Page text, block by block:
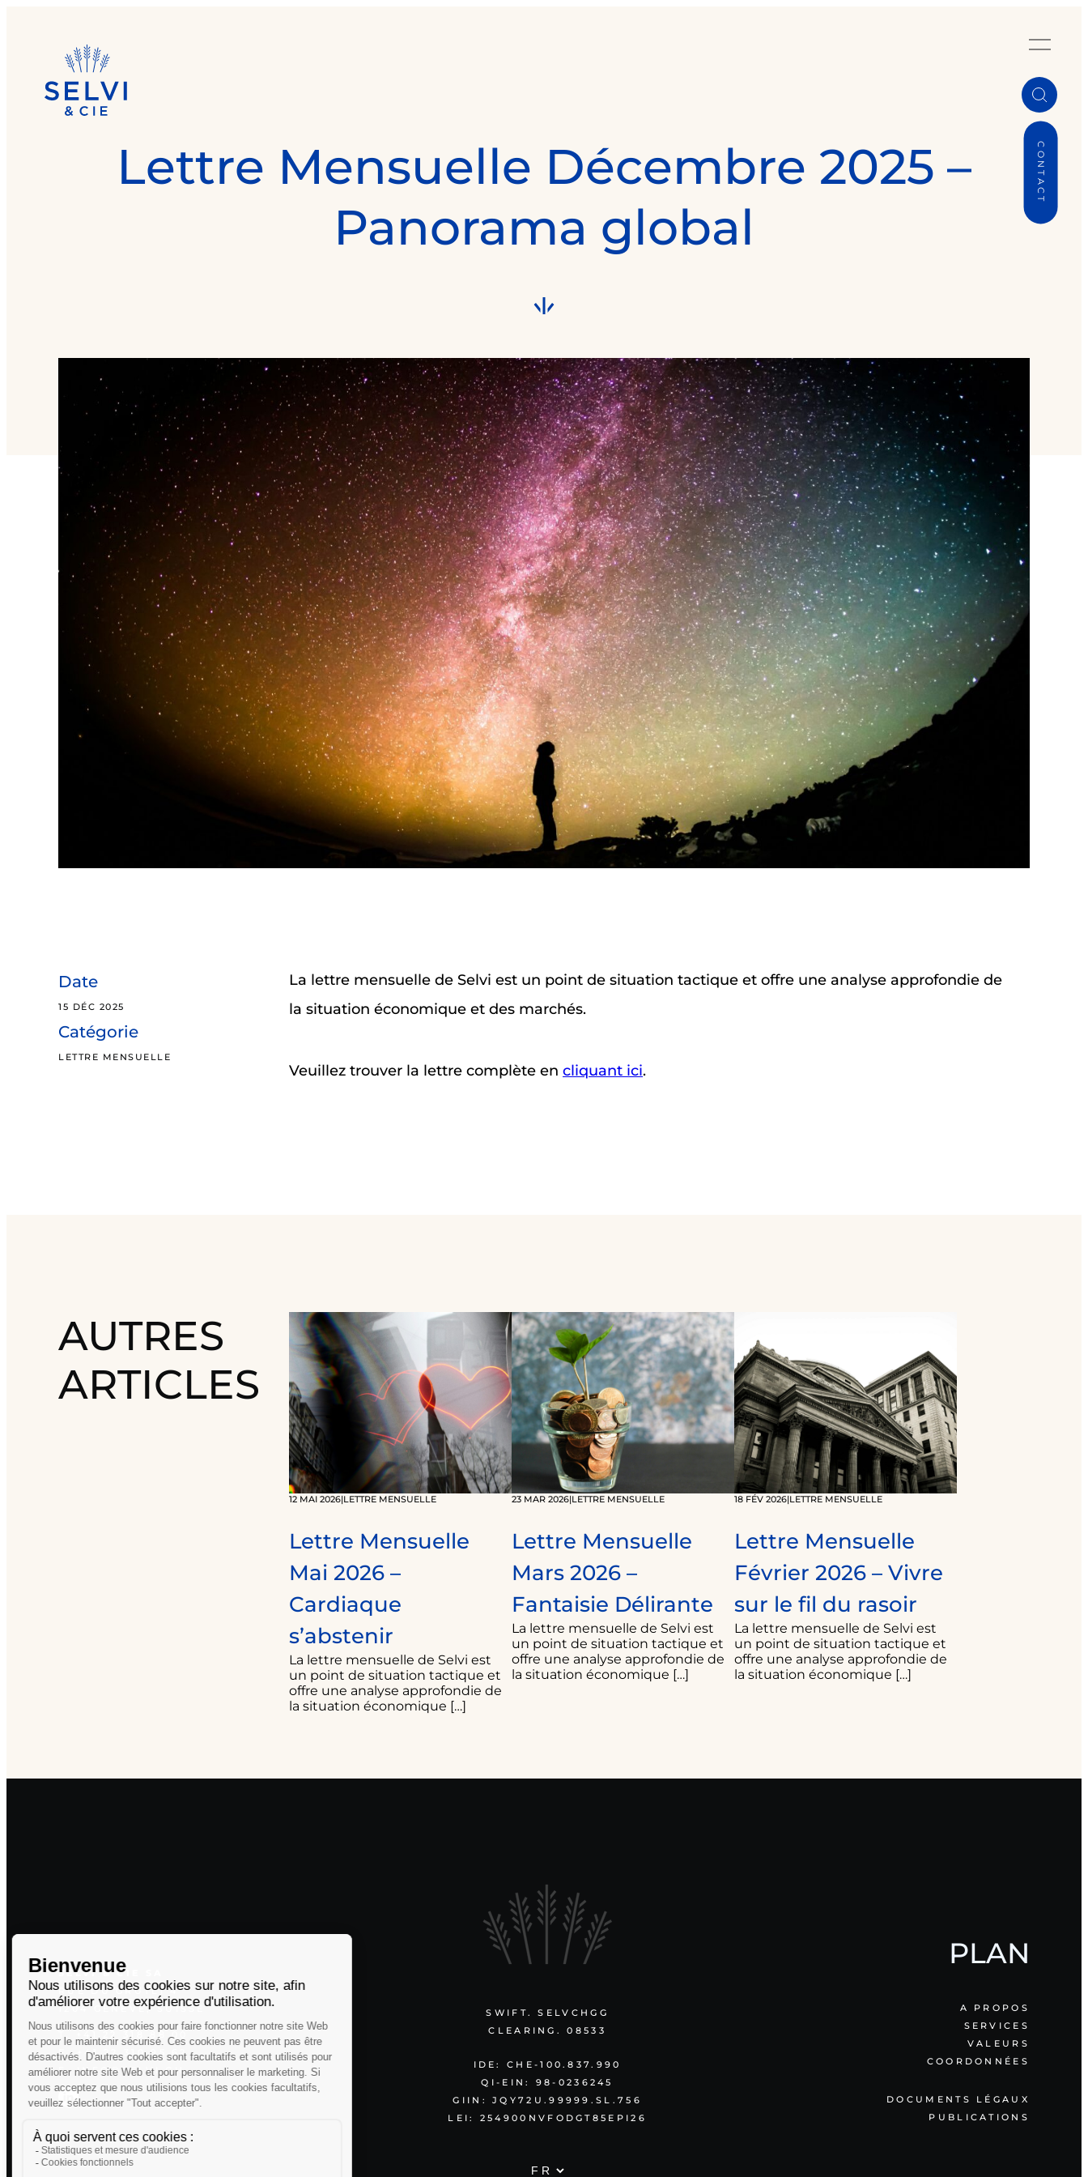
CONTACT
Lettre Mensuelle Décembre 2025 –
Panorama global
Date
15 DÉC 2025
Catégorie
LETTRE MENSUELLE
La lettre mensuelle de Selvi est un point de situation tactique et offre une analyse approfondie de
la situation économique et des marchés.
Veuillez trouver la lettre complète en cliquant ici.
AUTRES
ARTICLES
12 MAI 2026|LETTRE MENSUELLE
Lettre Mensuelle
Mai 2026 –
Cardiaque
s’abstenir
La lettre mensuelle de Selvi est
un point de situation tactique et
offre une analyse approfondie de
la situation économique […]
23 MAR 2026|LETTRE MENSUELLE
Lettre Mensuelle
Mars 2026 –
Fantaisie Délirante
La lettre mensuelle de Selvi est
un point de situation tactique et
offre une analyse approfondie de
la situation économique […]
18 FÉV 2026|LETTRE MENSUELLE
Lettre Mensuelle
Février 2026 – Vivre
sur le fil du rasoir
La lettre mensuelle de Selvi est
un point de situation tactique et
offre une analyse approfondie de
la situation économique […]
SELVI & CIE SA
RUE DU GRÜTLI 4
1204 GENÈVE, SUISSE
T. +41 22 318 88 00
F. +41 22 310 95 62
E. INFO@SELVI.CH
SWIFT. SELVCHGG
CLEARING. 08533
IDE: CHE-100.837.990
QI-EIN: 98-0236245
GIIN: JQY72U.99999.SL.756
LEI: 254900NVFODGT85EPI26
PLAN
A PROPOS
SERVICES
VALEURS
COORDONNÉES
DOCUMENTS LÉGAUX
PUBLICATIONS